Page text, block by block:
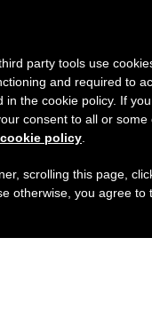
al 7 de agosto
que en el
informaciones y
party tools use
and required to
in the cookie policy. If
consent to all or some
cookie policy
scrolling this page,
otherwise, you agree to